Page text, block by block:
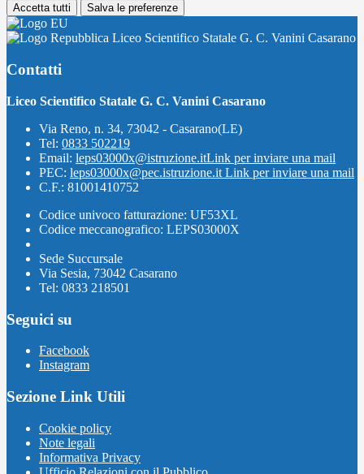
Accetta tutti Salva le preferenze
Liceo Scientifico Statale G. C. Vanini Casarano
Contatti
Liceo Scientifico Statale G. C. Vanini Casarano
Via Reno, n. 34, 73042 - Casarano(LE)
Tel: 0833 502219
Email: leps03000x@istruzione.itLink per inviare una mail
PEC: leps03000x@pec.istruzione.it Link per inviare una mail
C.F.: 81001410752
Codice univoco fatturazione: UF53XL
Codice meccanografico: LEPS03000X
Sede Succursale
Via Sesia, 73042 Casarano
Tel: 0833 218501
Seguici su
Facebook
Instagram
Sezione Link Utili
Cookie policy
Note legali
Informativa Privacy